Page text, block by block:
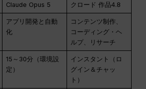
Claude Opus 5 クロード 作品4.8
アプリ開発と自動
化
コンテンツ制作、
コーディング・ヘ
ルプ、リサーチ
15～30分（環境設
定）
インスタント（ロ
グイン＆チャッ
ト）